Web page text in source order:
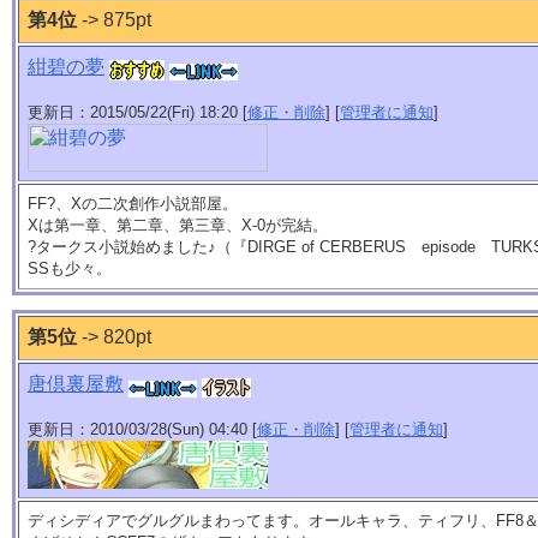
第4位 -> 875pt
紺碧の夢
更新日：2015/05/22(Fri) 18:20 [修正・削除] [管理者に通知]
FF?、Xの二次創作小説部屋。
Xは第一章、第二章、第三章、X-0が完結。
?タークス小説始めました♪（『DIRGE of CERBERUS episode TURKS
SSも少々。
第5位 -> 820pt
唐倶裏屋敷
更新日：2010/03/28(Sun) 04:40 [修正・削除] [管理者に通知]
ディシディアでグルグルまわってます。オールキャラ、ティフリ、FF8＆